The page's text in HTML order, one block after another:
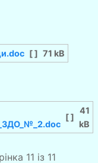
[ ] 71 kB
[ ]
41
kB
11 із 11